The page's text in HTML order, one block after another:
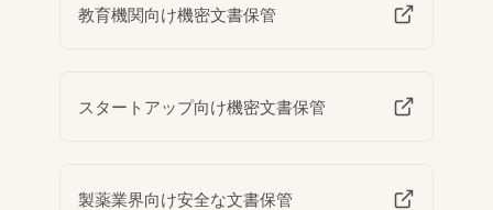
教育機関向け機密文書保管
スタートアップ向け機密文書保管
製薬業界向け安全な文書保管